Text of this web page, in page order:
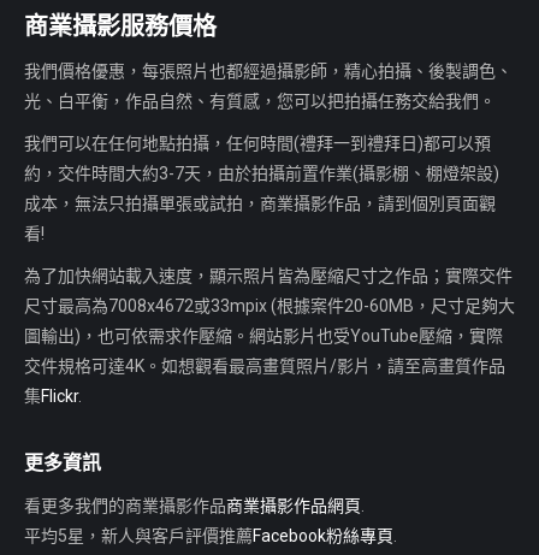
商業攝影服務價格
我們價格優惠，每張照片也都經過攝影師，精心拍攝、後製調色、
光、白平衡，作品自然、有質感，您可以把拍攝任務交給我們。
我們可以在任何地點拍攝，任何時間(禮拜一到禮拜日)都可以預
約，交件時間大約3-7天，由於拍攝前置作業(攝影棚、棚燈架設)
成本，無法只拍攝單張或試拍，商業攝影作品，請到個別頁面觀
看!
為了加快網站載入速度，顯示照片皆為壓縮尺寸之作品；實際交件
尺寸最高為7008x4672或33mpix (根據案件20-60MB，尺寸足夠大
圖輸出)，也可依需求作壓縮。網站影片也受YouTube壓縮，實際
交件規格可達4K。如想觀看最高畫質照片/影片，請至高畫質作品
集Flickr.
更多資訊
看更多我們的商業攝影作品商業攝影作品網頁
平均5星，新人與客戶評價推薦Facebook粉絲專頁